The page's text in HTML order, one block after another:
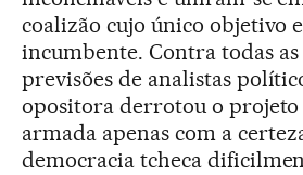
coalizão cujo único objetivo
incumbente. Contra todas as
previsões de analistas
opositora derrotou o
armada apenas com a
democracia tcheca